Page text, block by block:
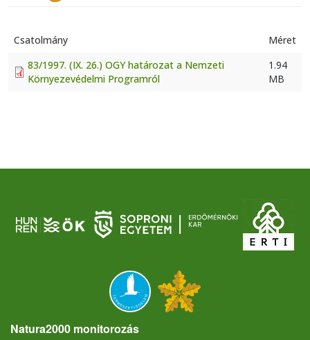
Csatolmány
Méret
83/1997. (IX. 26.) OGY határozat a Nemzeti
Környezevédelmi Programról
1.94
MB
Natura2000 monitorozás